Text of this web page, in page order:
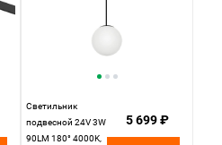
Светильник
подвесной 24V 3W
90LM 180° 4000K,
5 699 ₽